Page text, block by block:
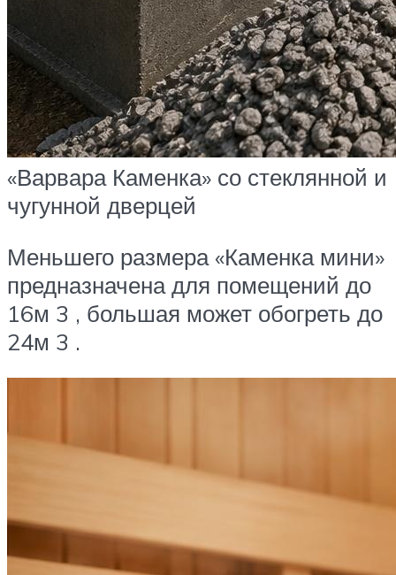
«Варвара Каменка» со стеклянной и
чугунной дверцей
Меньшего размера «Каменка мини»
предназначена для помещений до
16м 3 , большая может обогреть до
24м 3 .